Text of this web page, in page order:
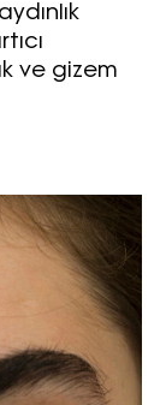
ve gizem